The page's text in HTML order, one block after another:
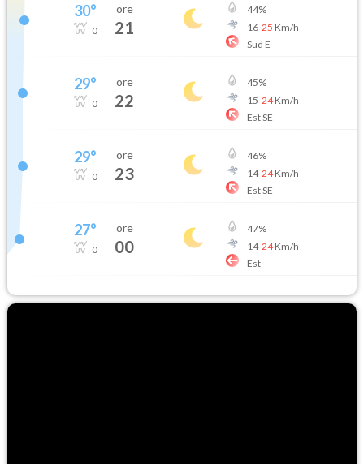
30°
0
ore
21
44%
16-25 Km/h
Sud E
29°
0
ore
22
45%
15-24Km/h
Est SE
29°
0
ore
23
46%
14-24Km/h
Est SE
27°
0
ore
00
47%
14-24Km/h
Est